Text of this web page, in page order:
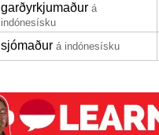
garðyrkjumaður á
indónesísku
sjómaður á indónesísku